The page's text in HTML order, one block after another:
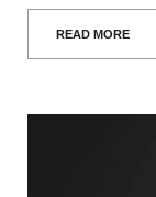
READ MORE